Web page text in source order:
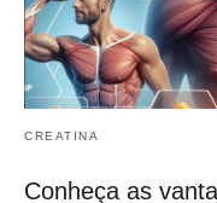
CREATINA
Conheça as